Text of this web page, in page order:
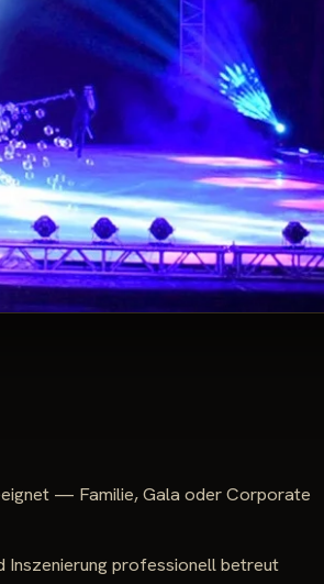
— Familie, Gala oder Corporate
Inszenierung professionell betreut